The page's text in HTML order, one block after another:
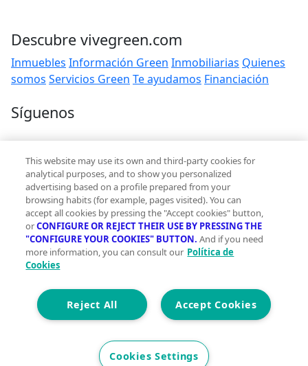
Descubre vivegreen.com
Inmuebles Información Green Inmobiliarias Quienes
somos Servicios Green Te ayudamos Financiación
Síguenos
Contacto
hola@vivegreen.com
Aviso Legal
Condiciones de uso
Politica de privacidad
Política de cookies
Accesibilidad
© 2026 Vivegreen - Todos los derechos reservados - UCI
This website may use its own and third-party cookies for
analytical purposes, and to show you personalized
advertising based on a profile prepared from your
browsing habits (for example, pages visited). You can
accept all cookies by pressing the "Accept cookies" button,
orCONFIGURE OR REJECT THEIR USE BY PRESSING THE
"CONFIGURE YOUR COOKIES" BUTTON. And if you need
more information, you can consult our Política de
Cookies
Accept Cookies
Reject All
Cookies Settings